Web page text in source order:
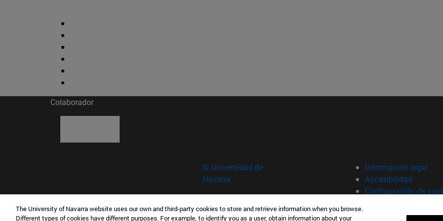
Colaborador
© Universidad de
Navarra
Información legal
Accesibilidad
Configuración de
Museo de Ciencias · Universidad de Navarra
The University of Navarra website uses our own and third-party cookies to store and retrieve information when you browse.
Different types of cookies have different purposes. For example, to identify you as a user, obtain information about your